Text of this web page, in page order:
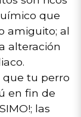
que
amiguito; al
alteración
que tu perro
en fin de
las